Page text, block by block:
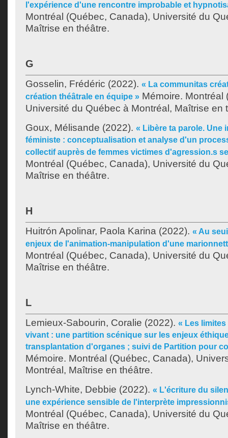
l'expérience d'une rencontre improbable et
Montréal (Québec, Canada), Université du
Maîtrise en théâtre.
G
Gosselin, Frédéric (2022). « La communitas
création théâtrale en équipe » Mémoire. Montréal
Université du Québec à Montréal, Maîtrise en
Goux, Mélisande (2022). « Libère ta parole. Une
féministe : conceptualisation et analyse d'un
collectif auprès de femmes victimes d'agression.s
Montréal (Québec, Canada), Université du
Maîtrise en théâtre.
H
Huitrón Apolinar, Paola Karina (2022). « Au
enjeux de l'animation-manipulation d'une
Montréal (Québec, Canada), Université du
Maîtrise en théâtre.
L
Lemieux-Sabourin, Coralie (2022). « Les
vivant : une partition scénique sur les enjeux
transplantation d'organes ; suivi de Partition pour
Mémoire. Montréal (Québec, Canada),
Montréal, Maîtrise en théâtre.
Lynch-White, Debbie (2022). « L'écriture du
une expérience sensible de l'interprète
Montréal (Québec, Canada), Université du
Maîtrise en théâtre.